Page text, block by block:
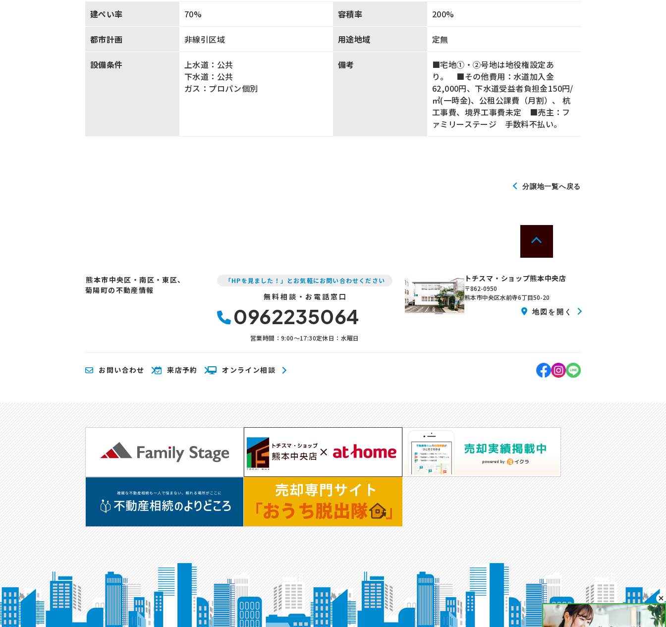
建ぺい率 70% 容積率 200%
都市計画 非線引区域 用途地域 定無
設備条件
上水道：公共
下水道：公共
ガス：プロパン個別
備考
■宅地①・②号地は地役権設定あ
り。 ■その他費用：水道加入金
62,000円、下水道受益者負担金150円/
㎡(一時金)、公租公課費（月割）、 杭
工事費、境界工事費未定 ■売主：フ
ァミリーステージ 手数料不払い。
分譲地一覧へ戻る
熊本市中央区・南区・東区、
菊陽町の不動産情報
「HPを見ました！」とお気軽にお問い合わせください
無料相談・お電話窓口
0962235064
営業時間：9:00〜17:30定休日：水曜日
トチスマ・ショップ熊本中央店
〒862-0950
熊本市中央区水前寺6丁目50-20
地図を開く
お問い合わせ 来店予約 オンライン相談